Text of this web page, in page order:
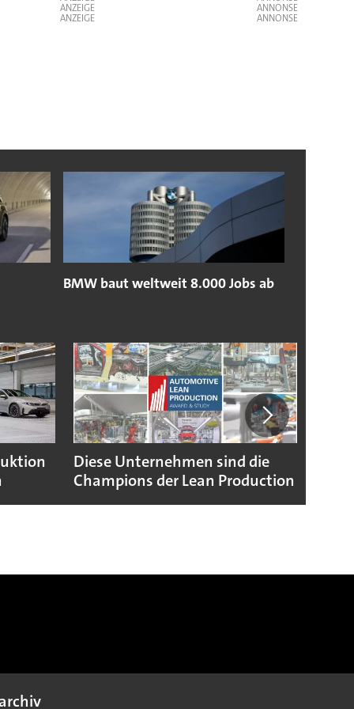
ANZEIGE
ANZEIGE
BMW baut weltweit 8.000 Jobs ab
Diese Unternehmen sind die
Champions der Lean Production